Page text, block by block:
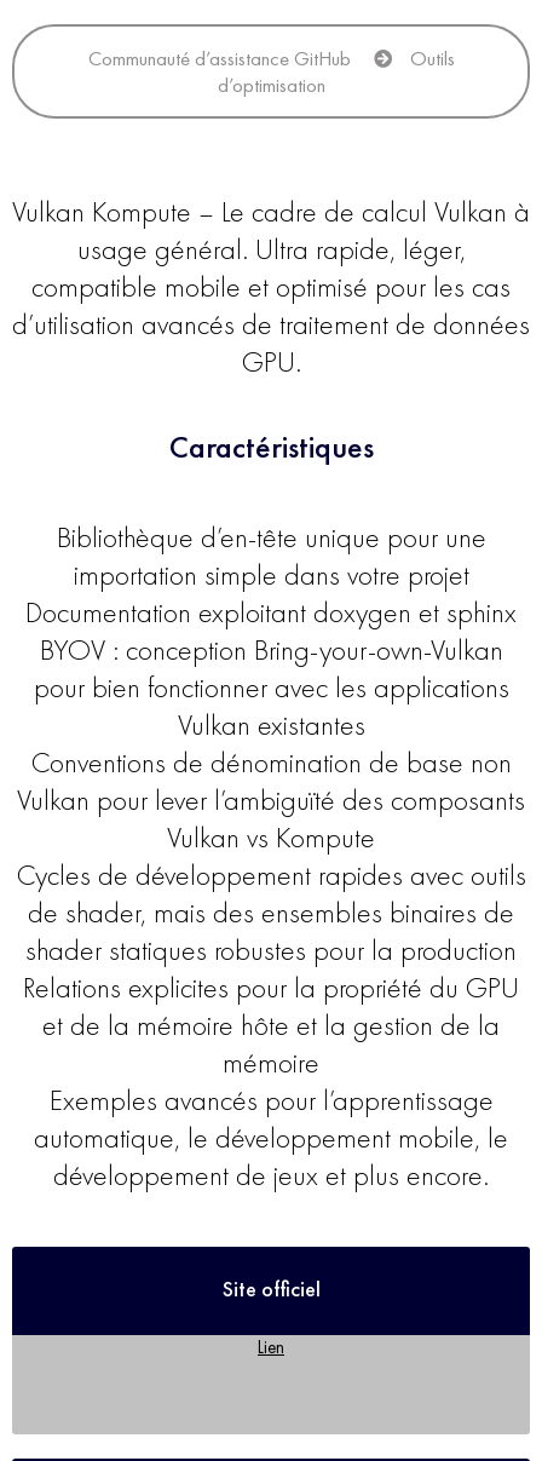
Communauté d’assistance GitHub
Outils
d’optimisation
Vulkan Kompute – Le cadre de calcul Vulkan à
usage général. Ultra rapide, léger,
compatible mobile et optimisé pour les cas
d’utilisation avancés de traitement de données
GPU.
Caractéristiques
Bibliothèque d’en-tête unique pour une
importation simple dans votre projet
Documentation exploitant doxygen et sphinx
BYOV : conception Bring-your-own-Vulkan
pour bien fonctionner avec les applications
Vulkan existantes
Conventions de dénomination de base non
Vulkan pour lever l’ambiguïté des composants
Vulkan vs Kompute
Cycles de développement rapides avec outils
de shader, mais des ensembles binaires de
shader statiques robustes pour la production
Relations explicites pour la propriété du GPU
et de la mémoire hôte et la gestion de la
mémoire
Exemples avancés pour l’apprentissage
automatique, le développement mobile, le
développement de jeux et plus encore.
Site officiel
Lien